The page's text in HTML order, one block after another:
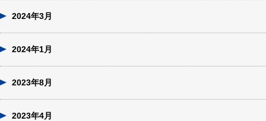
2024年3月
2024年1月
2023年8月
2023年4月